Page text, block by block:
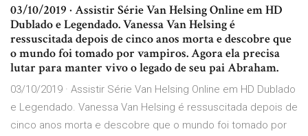
03/10/2019 · Assistir Série Van Helsing Online em HD
Dublado e Legendado. Vanessa Van Helsing é
ressuscitada depois de cinco anos morta e descobre que
o mundo foi tomado por vampiros. Agora ela precisa
lutar para manter vivo o legado de seu pai Abraham.
03/10/2019 · Assistir Série Van Helsing Online em HD Dublado
e Legendado. Vanessa Van Helsing é ressuscitada depois de
cinco anos morta e descobre que o mundo foi tomado por